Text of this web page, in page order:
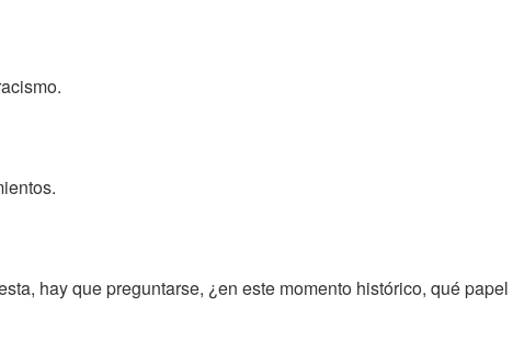
hay que preguntarse, ¿en este momento histórico, qué papel